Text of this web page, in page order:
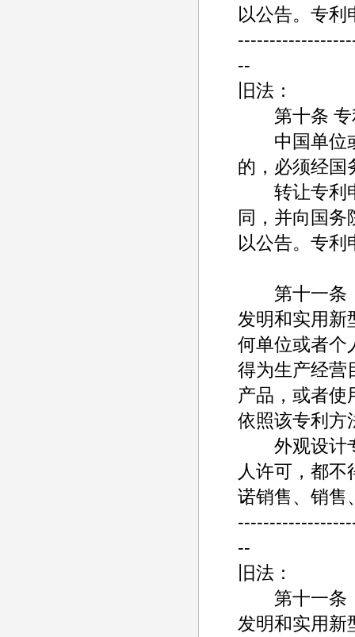
以公告。专
--
旧法：
第十条 专
中国单位或
的，必须经国
转让专利申
同，并向国务
以公告。专
第十一条
发明和实用新
何单位或者个
得为生产经营
产品，或者使
依照该专利方
外观设计专
人许可，都
诺销售、销售
--
旧法：
第十一条
发明和实用新